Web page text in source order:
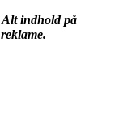
indhold på